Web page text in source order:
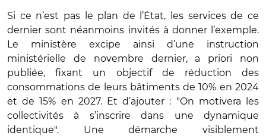
Si ce n’est pas le plan de l’État, les services de ce
dernier sont néanmoins invités à donner l’exemple.
Le ministère excipe ainsi d’une instruction
ministérielle de novembre dernier, a priori non
publiée, fixant un objectif de réduction des
consommations de leurs bâtiments de 10% en 2024
et de 15% en 2027. Et d’ajouter : "On motivera les
collectivités à s’inscrire dans une dynamique
identique". Une démarche visiblement